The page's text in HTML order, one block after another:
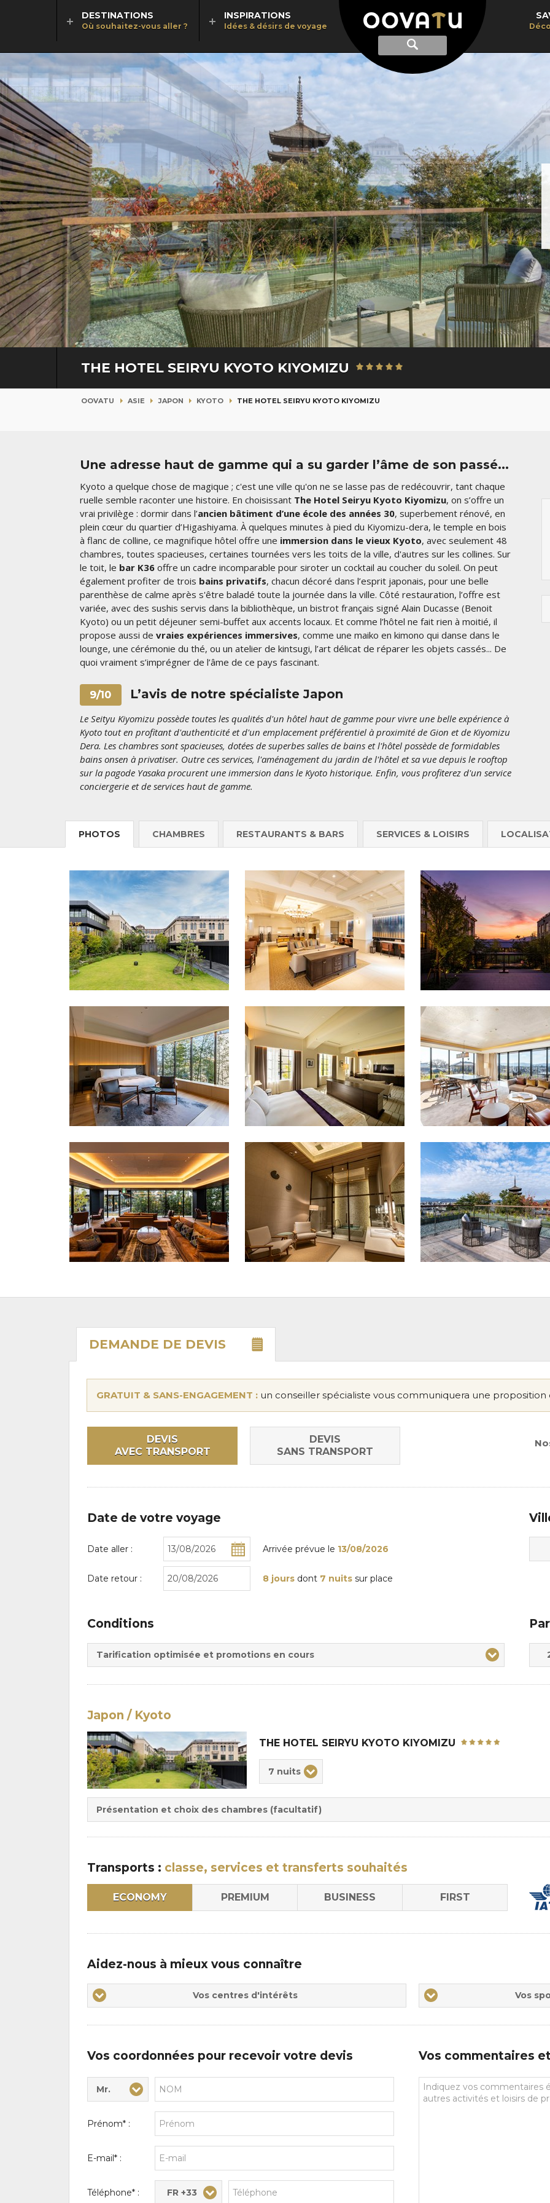
Afficher
recherche
Recherche
DESTINATIONS
Où souhaitez-vous aller ?
INSPIRATIONS
Idées & désirs de voyage
THE HOTEL SEIRYU KYOTO KIYOMIZU
OOVATU ASIE JAPON KYOTO THE HOTEL SEIRYU KYOTO KIYOMIZU
Une adresse haut de gamme qui a su garder l’âme de son passé...
Kyoto a quelque chose de magique ; c'est une ville qu'on ne se lasse pas de redécouvrir, tant chaque
ruelle semble raconter une histoire. En choisissant The Hotel Seiryu Kyoto Kiyomizu, on s’offre un
vrai privilège : dormir dans l’ancien bâtiment d’une école des années 30, superbement rénové, en
plein cœur du quartier d’Higashiyama. À quelques minutes à pied du Kiyomizu-dera, le temple en bois
à flanc de colline, ce magnifique hôtel offre une immersion dans le vieux Kyoto, avec seulement 48
chambres, toutes spacieuses, certaines tournées vers les toits de la ville, d'autres sur les collines. Sur
le toit, le bar K36 offre un cadre incomparable pour siroter un cocktail au coucher du soleil. On peut
également profiter de trois bains privatifs, chacun décoré dans l’esprit japonais, pour une belle
parenthèse de calme après s'être baladé toute la journée dans la ville. Côté restauration, l’offre est
variée, avec des sushis servis dans la bibliothèque, un bistrot français signé Alain Ducasse (Benoit
Kyoto) ou un petit déjeuner semi-buffet aux accents locaux. Et comme l’hôtel ne fait rien à moitié, il
propose aussi de vraies expériences immersives, comme une maiko en kimono qui danse dans le
lounge, une cérémonie du thé, ou un atelier de kintsugi, l’art délicat de réparer les objets cassés... De
quoi vraiment s’imprégner de l’âme de ce pays fascinant.
9/10 L’avis de notre spécialiste Japon
Le Seityu Kiyomizu possède toutes les qualités d'un hôtel haut de gamme pour vivre une belle expérience à
Kyoto tout en profitant d'authenticité et d'un emplacement préférentiel à proximité de Gion et de Kiyomizu
Dera. Les chambres sont spacieuses, dotées de superbes salles de bains et l'hôtel possède de formidables
bains onsen à privatiser. Outre ces services, l'aménagement du jardin de l'hôtel et sa vue depuis le rooftop
sur la pagode Yasaka procurent une immersion dans le Kyoto historique. Enfin, vous profiterez d'un service
conciergerie et de services haut de gamme.
PHOTOS CHAMBRES RESTAURANTS & BARS SERVICES & LOISIRS
DEMANDE DE DEVIS
GRATUIT & SANS-ENGAGEMENT : un conseiller spécialiste vous communiquera une proposition
DEVIS
AVEC TRANSPORT
DEVIS
SANS TRANSPORT
Date de votre voyage
Date aller : Arrivée prévue le 13/08/2026
Date retour : 8 jours dont 7 nuits sur place
Conditions
Tarification optimisée et promotions en cours
Japon / Kyoto
THE HOTEL SEIRYU KYOTO KIYOMIZU
pension
:
:
7 nuits
Présentation et choix des chambres (facultatif)
Transports : classe, services et transferts souhaités
ECONOMY PREMIUM BUSINESS FIRST
Aidez-nous à mieux vous connaître
Vos
centres
Vos centres d'intérêts
Vos
sports
Vos
Vos coordonnées pour recevoir votre devis
Civilité* :
Mr.
Nom* :
Prénom* :
E-mail* :
Téléphone* : FR +33
Vos commentaires
Vos
commentaires